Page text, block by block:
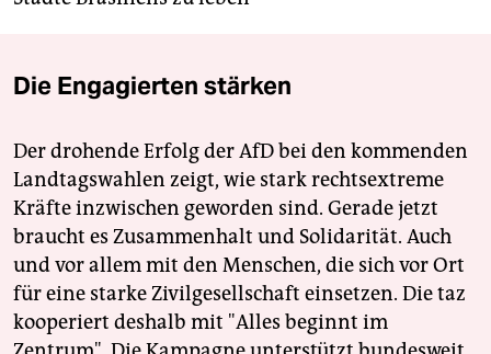
Die Engagierten stärken
Der drohende Erfolg der AfD bei den kommenden
Landtagswahlen zeigt, wie stark rechtsextreme
Kräfte inzwischen geworden sind. Gerade jetzt
braucht es Zusammenhalt und Solidarität. Auch
und vor allem mit den Menschen, die sich vor Ort
für eine starke Zivilgesellschaft einsetzen. Die taz
kooperiert deshalb mit "Alles beginnt im